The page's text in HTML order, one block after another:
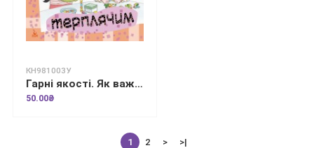
КН981003У
Гарні якості. Як важливо бути терплячим!
50.00₴
1 2 > >|